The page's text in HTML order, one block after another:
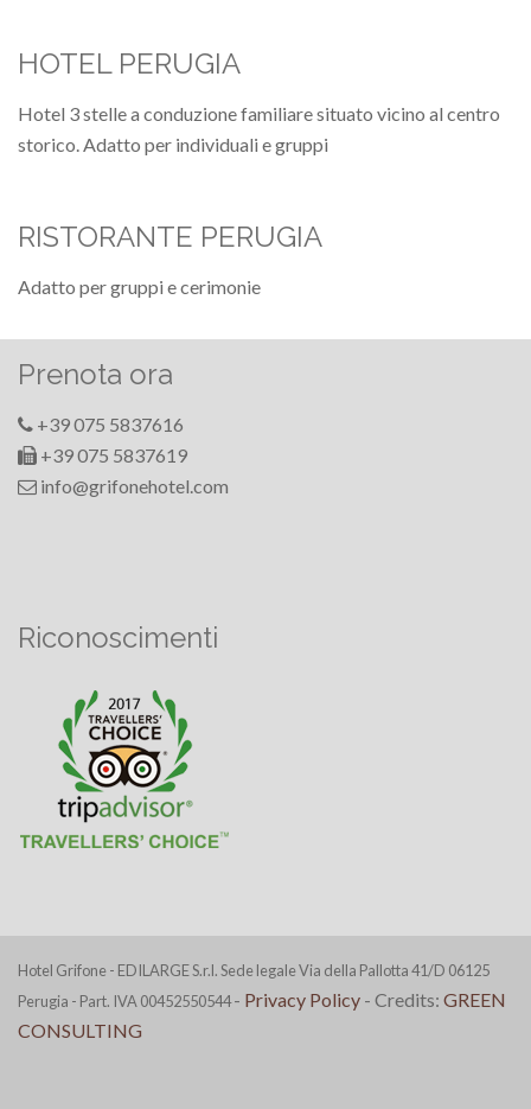
HOTEL PERUGIA
Hotel 3 stelle a conduzione familiare situato vicino al centro
storico. Adatto per individuali e gruppi
RISTORANTE PERUGIA
Adatto per gruppi e cerimonie
Prenota ora
+39 075 5837616
+39 075 5837619
info@grifonehotel.com
Riconoscimenti
Hotel Grifone - EDILARGE S.r.l. Sede legale Via della Pallotta 41/D 06125
Perugia - Part. IVA 00452550544- Privacy Policy - Credits: GREEN
CONSULTING